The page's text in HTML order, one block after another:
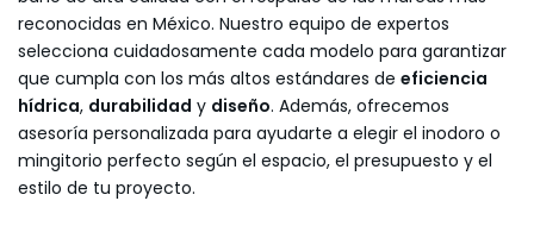
reconocidas en México. Nuestro equipo de expertos
selecciona cuidadosamente cada modelo para garantizar
que cumpla con los más altos estándares de eficiencia
hídrica, durabilidad y diseño. Además, ofrecemos
asesoría personalizada para ayudarte a elegir el inodoro o
mingitorio perfecto según el espacio, el presupuesto y el
estilo de tu proyecto.